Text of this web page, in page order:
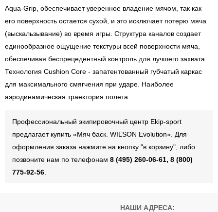
Aqua-Grip, обеспечивает уверенное владение мячом, так как
его поверхность остается сухой, и это исключает потерю мяча
(выскальзывание) во время игры. Структура каналов создает
единообразное ощущение текстуры всей поверхности мяча,
обеспечивая беспрецедентный контроль для лучшего захвата.
Технология Cushion Core - запатентованный губчатый каркас
для максимального смягчения при ударе. Наиболее
аэродинамическая траектория полета.
Профессиональный экипировочный центр Ekip-sport
предлагает купить «Мяч баск. WILSON Evolution». Для
оформления заказа нажмите на кнопку "в корзину", либо
позвоните нам по телефонам 8 (495) 260-06-61, 8 (800)
775-92-56
НАШИ АДРЕСА: